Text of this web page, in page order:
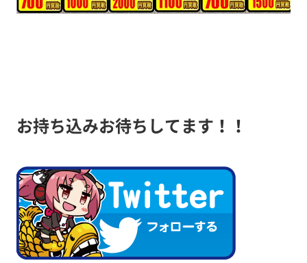
お持ち込みお待ちしてます！！